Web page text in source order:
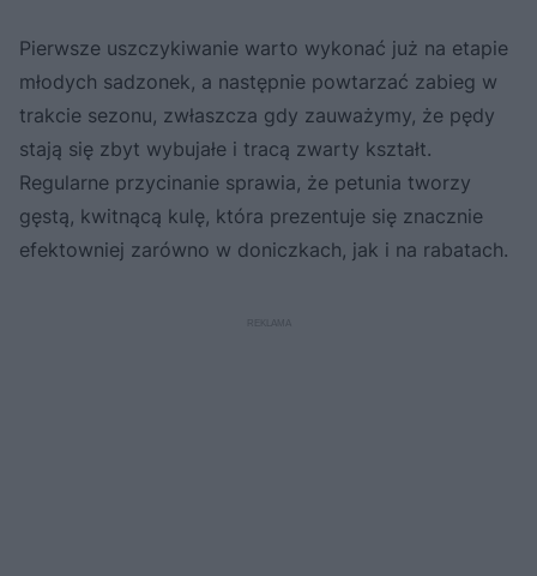
Pierwsze uszczykiwanie warto wykonać już na etapie
młodych sadzonek, a następnie powtarzać zabieg w
trakcie sezonu, zwłaszcza gdy zauważymy, że pędy
stają się zbyt wybujałe i tracą zwarty kształt.
Regularne przycinanie sprawia, że petunia tworzy
gęstą, kwitnącą kulę, która prezentuje się znacznie
efektowniej zarówno w doniczkach, jak i na rabatach.